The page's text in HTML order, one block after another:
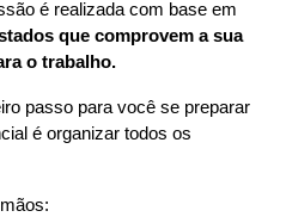
que comprovem a sua
o trabalho.
passo para você se preparar
é organizar todos os